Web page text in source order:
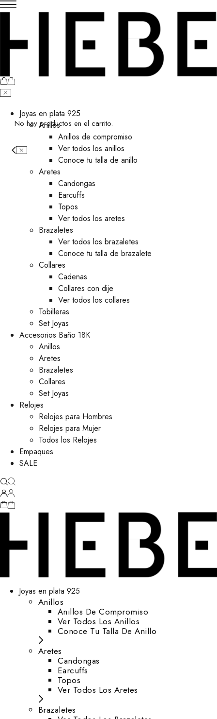
No hay productos en el carrito.
Joyas en plata 925
Anillos
Anillos de compromiso
Ver todos los anillos
Conoce tu talla de anillo
Aretes
⁠Candongas
Earcuffs
Topos
Ver todos los aretes
Brazaletes
Ver todos los brazaletes
Conoce tu talla de brazalete
Collares
Cadenas
Collares con dije
Ver todos los collares
Tobilleras
Set Joyas
Accesorios Baño 18K
Anillos
Aretes
Brazaletes
Collares
Set Joyas
Relojes
Relojes para Hombres
Relojes para Mujer
Todos los Relojes
Empaques
SALE
Joyas en plata 925
Anillos
Anillos De Compromiso
Ver Todos Los Anillos
Conoce Tu Talla De Anillo
Aretes
⁠Candongas
Earcuffs
Topos
Ver Todos Los Aretes
Brazaletes